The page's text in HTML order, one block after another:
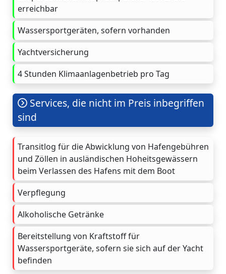
erreichbar
Wassersportgeräten, sofern vorhanden
Yachtversicherung
4 Stunden Klimaanlagenbetrieb pro Tag
Services, die nicht im Preis inbegriffen
sind
Transitlog für die Abwicklung von Hafengebühren
und Zöllen in ausländischen Hoheitsgewässern
beim Verlassen des Hafens mit dem Boot
Verpflegung
Alkoholische Getränke
Bereitstellung von Kraftstoff für
Wassersportgeräte, sofern sie sich auf der Yacht
befinden